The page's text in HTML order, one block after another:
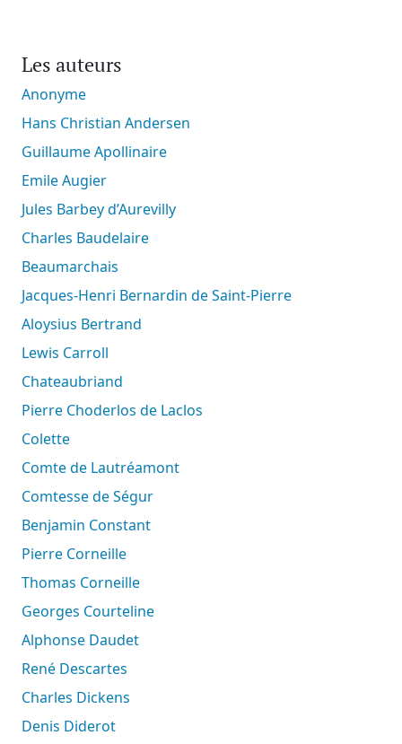
Les auteurs
Anonyme
Hans Christian Andersen
Guillaume Apollinaire
Emile Augier
Jules Barbey d’Aurevilly
Charles Baudelaire
Beaumarchais
Jacques-Henri Bernardin de Saint-Pierre
Aloysius Bertrand
Lewis Carroll
Chateaubriand
Pierre Choderlos de Laclos
Colette
Comte de Lautréamont
Comtesse de Ségur
Benjamin Constant
Pierre Corneille
Thomas Corneille
Georges Courteline
Alphonse Daudet
René Descartes
Charles Dickens
Denis Diderot